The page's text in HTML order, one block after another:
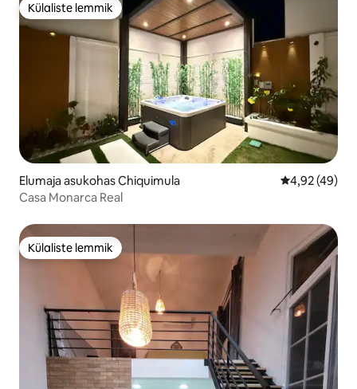
Külaliste lemmik
Külaliste lemmik
Elumaja asukohas Chiquimula Keskmine
4,92 (49)
Casa Monarca Real
Külaliste lemmik
Külaliste lemmik